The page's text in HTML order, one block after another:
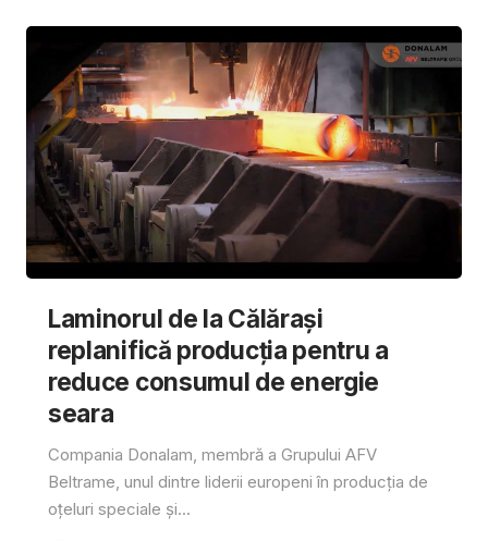
Laminorul de la Călărași
replanifică producția pentru a
reduce consumul de energie
seara
Compania Donalam, membră a Grupului AFV
Beltrame, unul dintre liderii europeni în producția de
oțeluri speciale și...